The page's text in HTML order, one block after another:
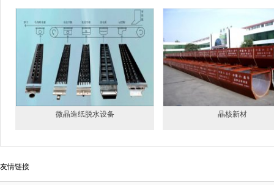
微晶造纸脱水设备 晶核新材
友情链接